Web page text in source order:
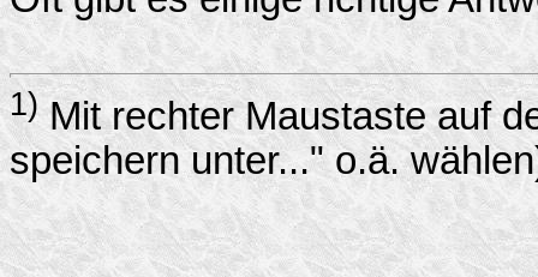
1)Mit rechter Maustaste auf
speichern unter..." o.ä.